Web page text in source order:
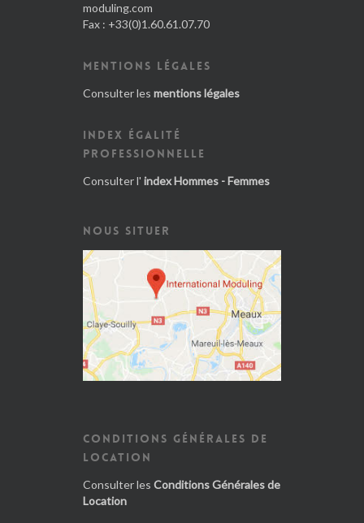
moduling.com
Fax : +33(0)1.60.61.07.70
MENTIONS LÉGALES
Consulter les mentions légales
INDEX ÉGALITÉ
PROFESSIONNELLE
Consulter l' index Hommes - Femmes
NOUS SITUER
CONDITIONS GÉNÉRALES DE
LOCATION
Consulter les Conditions Générales de
Location